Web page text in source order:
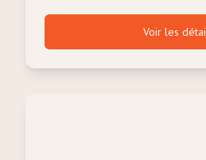
Voir les